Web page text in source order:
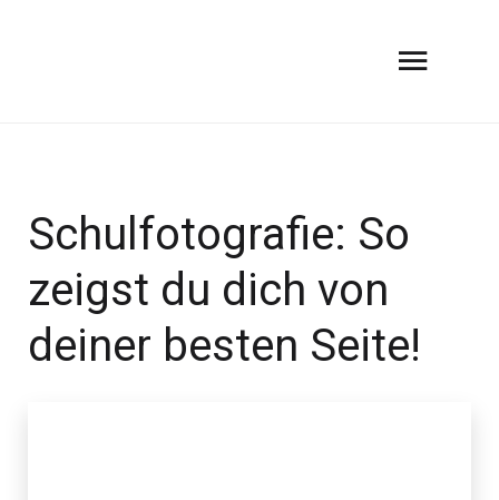
Schulfotografie: So
zeigst du dich von
deiner besten Seite!